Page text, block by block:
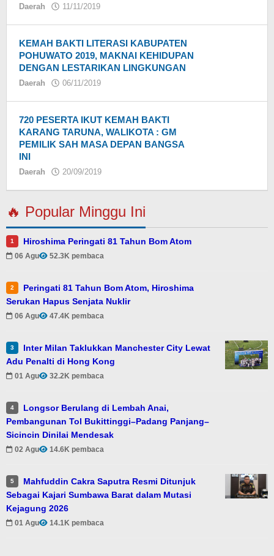
Daerah 11/11/2019
KEMAH BAKTI LITERASI KABUPATEN
POHUWATO 2019, MAKNAI KEHIDUPAN
DENGAN LESTARIKAN LINGKUNGAN
Daerah 06/11/2019
720 PESERTA IKUT KEMAH BAKTI
KARANG TARUNA, WALIKOTA : GM
PEMILIK SAH MASA DEPAN BANGSA
INI
Daerah 20/09/2019
🔥 Popular Minggu Ini
1 Hiroshima Peringati 81 Tahun Bom Atom
06 Agu 52.3K pembaca
2
Peringati 81 Tahun Bom Atom, Hiroshima
Serukan Hapus Senjata Nuklir
06 Agu 47.4K pembaca
3
Inter Milan Taklukkan Manchester City Lewat
Adu Penalti di Hong Kong
01 Agu 32.2K pembaca
4
Longsor Berulang di Lembah Anai,
Pembangunan Tol Bukittinggi–Padang Panjang–
Sicincin Dinilai Mendesak
02 Agu 14.6K pembaca
5
Mahfuddin Cakra Saputra Resmi Ditunjuk
Sebagai Kajari Sumbawa Barat dalam Mutasi
Kejagung 2026
01 Agu 14.1K pembaca